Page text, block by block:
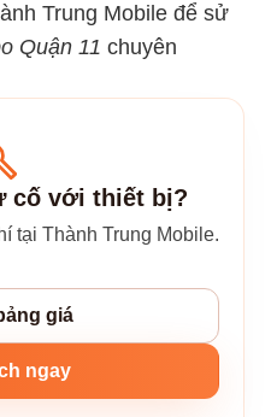
Trung Mobile để sử
Quận 11 chuyên
cố với thiết bị?
tại Thành Trung Mobile.
giá
ngay